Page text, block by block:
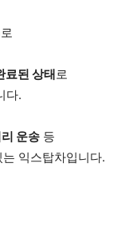
로
료된 상태로
다.
운송 등
익스탑차입니다.